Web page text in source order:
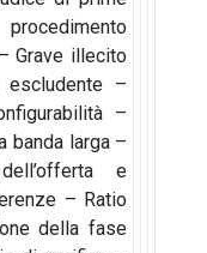
Grave illecito
escludente –
–
banda larga –
e
– Ratio
della fase